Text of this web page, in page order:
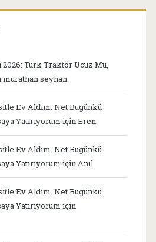
Türk Traktör Ucuz Mu,
murathan seyhan
Ev Aldım. Net Bugünkü
Yatırıyorum içinEren
Ev Aldım. Net Bugünkü
Yatırıyorum içinAnıl
Ev Aldım. Net Bugünkü
Yatırıyorum için